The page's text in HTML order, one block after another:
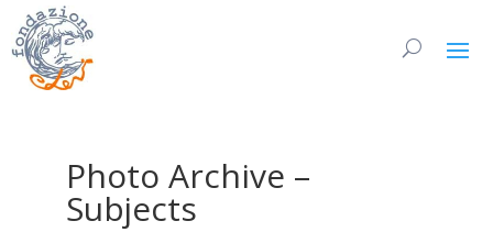
Photo Archive –
Subjects